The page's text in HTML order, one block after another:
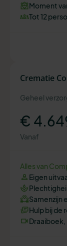
Moment
Tot 12
Crematie
Geheel
€
Vanaf
Alles van
Eigen
Samenzijn
Hulp bij de